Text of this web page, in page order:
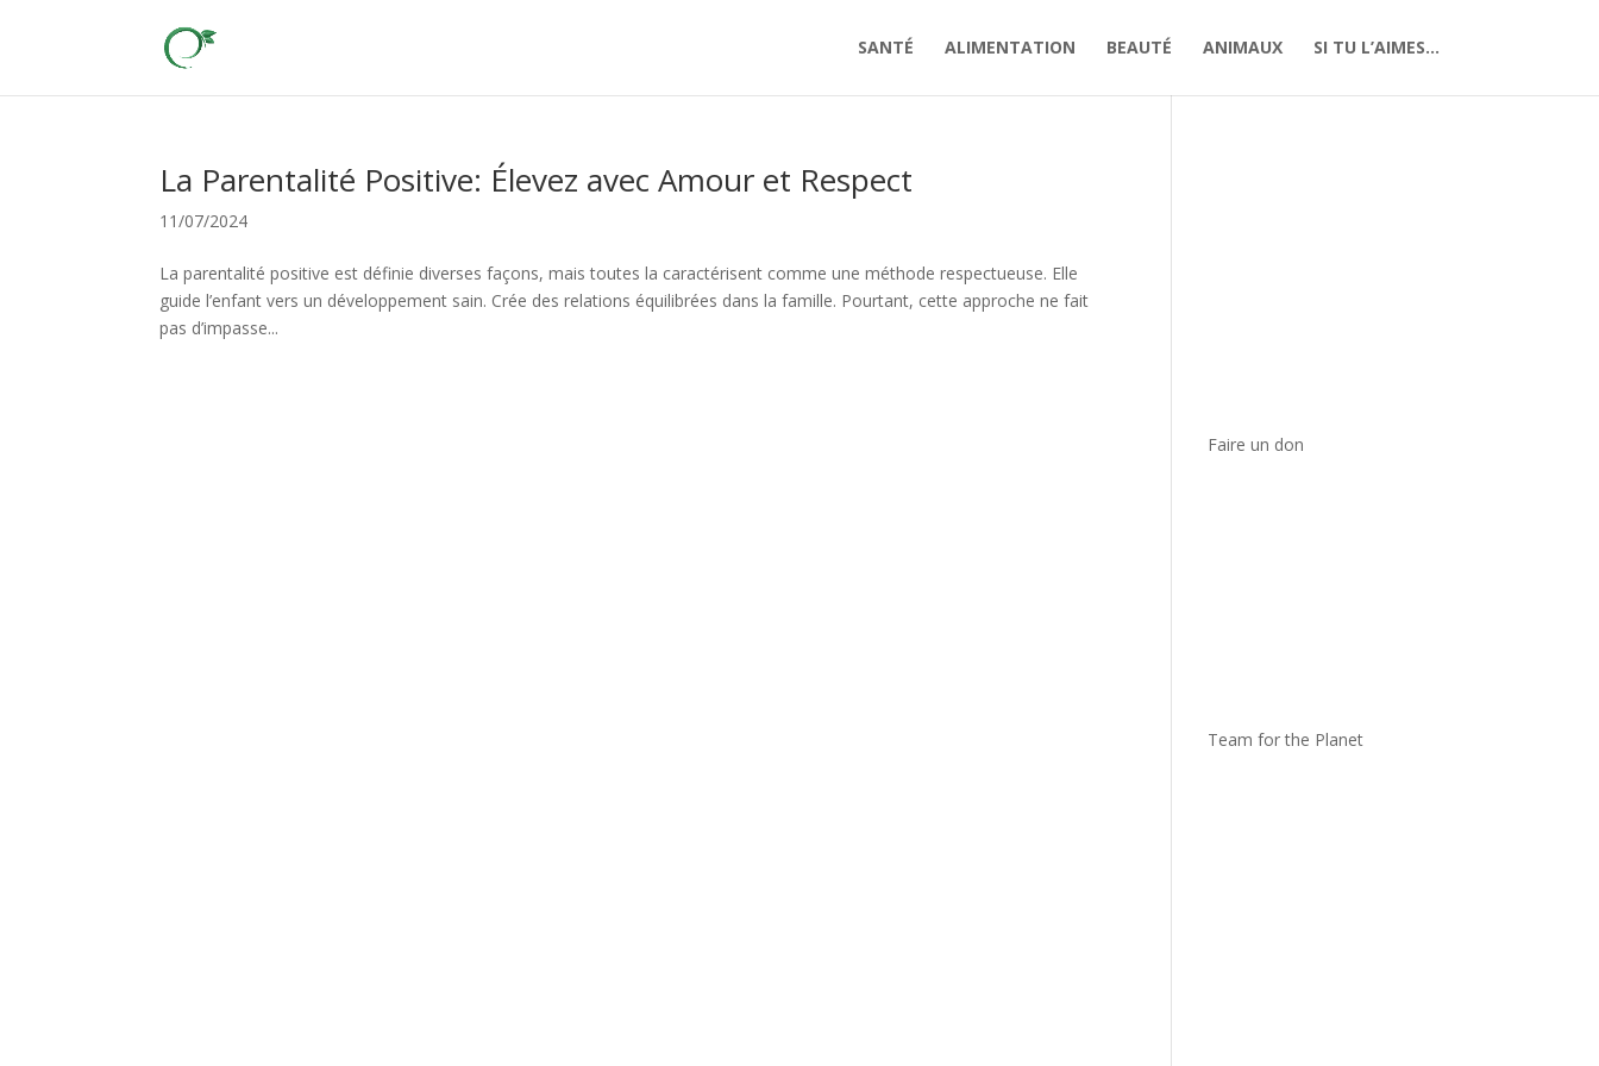
SANTÉ ALIMENTATION BEAUTÉ ANIMAUX SI TU L’AIMES…
La Parentalité Positive: Élevez avec Amour et Respect
11/07/2024
La parentalité positive est définie diverses façons, mais toutes la caractérisent comme une méthode respectueuse. Elle
guide l’enfant vers un développement sain. Crée des relations équilibrées dans la famille. Pourtant, cette approche ne fait
pas d’impasse...
Faire un don
Team for the Planet